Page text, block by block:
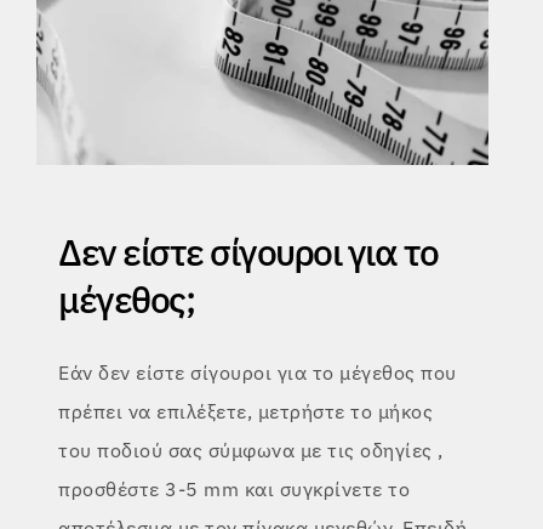
Δεν είστε σίγουροι για το
μέγεθος;
Εάν δεν είστε σίγουροι για το μέγεθος που
πρέπει να επιλέξετε, μετρήστε το μήκος
του ποδιού σας σύμφωνα με τις οδηγίες ,
προσθέστε 3-5 mm και συγκρίνετε το